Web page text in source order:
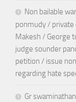
Non bailable
ponmudy /
Makesh / George
judge sounder
petition / issue
regarding hate
Gr